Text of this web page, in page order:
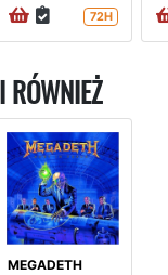
72H
RÓWNIEŻ
MEGADETH